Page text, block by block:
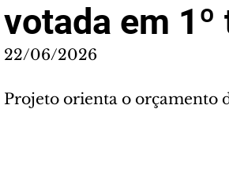
votada em
22/06/2026
Projeto orienta o orçamento